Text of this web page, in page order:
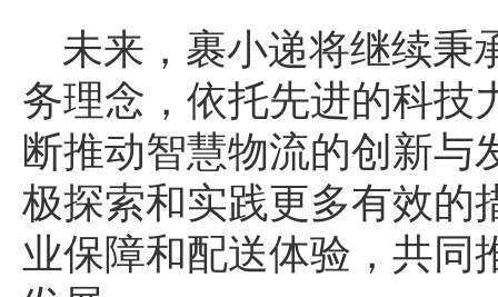
未来，裹小递将继续秉
务理念，依托先进的科技
断推动智慧物流的创新与
极探索和实践更多有效的
业保障和配送体验，共同